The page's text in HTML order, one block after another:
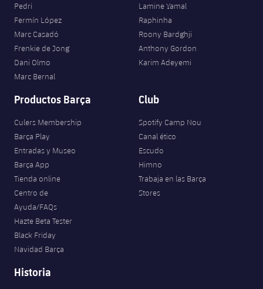
Pedri
Fermín López
Marc Casadó
Frenkie de Jong
Dani Olmo
Marc Bernal
Lamine Yamal
Raphinha
Roony Bardghji
Anthony Gordon
Karim Adeyemi
Productos Barça
Culers Membership
Barça Play
Entradas y Museo
Barça App
Tienda online
Centro de
Ayuda/FAQs
Hazte Beta Tester
Black Friday
Navidad Barça
Club
Spotify Camp Nou
Canal ético
Escudo
Himno
Trabaja en las Barça
Stores
Historia